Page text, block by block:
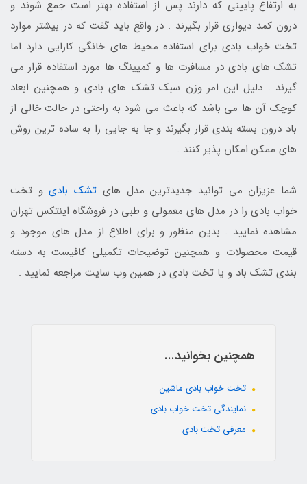
به ارتفاع پایینی که دارند پس از استفاده بهتر است جمع شوند و
درون کمد دیواری قرار بگیرند . در واقع باید گفت که در بیشتر موارد
تخت خواب بادی برای استفاده محیط های خانگی کارایی دارد اما
تشک های بادی در مسافرت ها و کمپینگ ها مورد استفاده قرار می
گیرند . دلیل این امر وزن سبک تشک های بادی و همچنین ابعاد
کوچک آن ها می باشد که باعث می شود به راحتی در حالت خالی از
باد درون بسته بندی قرار بگیرند و جا به جایی را به ساده ترین روش
های ممکن امکان پذیر کنند .
شما عزیزان می توانید جدیدترین مدل های تشک بادیو تخت
خواب بادی را در مدل های معمولی و طبی در فروشگاه اینتکس تهران
مشاهده نمایید . بدین منظور و برای اطلاع از مدل های موجود و
قیمت محصولات و همچنین توضیحات تکمیلی کافیست به دسته
بندی تشک باد و یا تخت بادی در همین وب سایت مراجعه نمایید .
همچنین بخوانید...
تخت خواب بادی ماشین
نمایندگی تخت خواب بادی
معرفی تخت بادی